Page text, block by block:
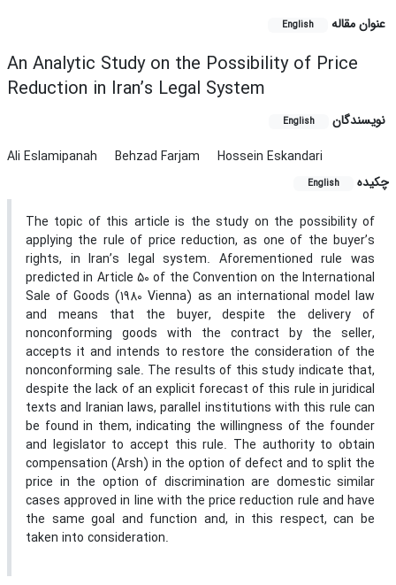
عنوان مقاله English
An Analytic Study on the Possibility of Price
Reduction in Iran’s Legal System
نویسندگان English
Ali Eslamipanah Behzad Farjam
Hossein Eskandari
چکیده
English
The topic of this article is the study on the possibility of
applying the rule of price reduction, as one of the buyer’s
rights, in Iran’s legal system. Aforementioned rule was
predicted in Article 50 of the Convention on the International
Sale of Goods (1980 Vienna) as an international model law
and means that the buyer, despite the delivery of
nonconforming goods with the contract by the seller,
accepts it and intends to restore the consideration of the
nonconforming sale. The results of this study indicate that,
despite the lack of an explicit forecast of this rule in juridical
texts and Iranian laws, parallel institutions with this rule can
be found in them, indicating the willingness of the founder
and legislator to accept this rule. The authority to obtain
compensation (Arsh) in the option of defect and to split the
price in the option of discrimination are domestic similar
cases approved in line with the price reduction rule and have
the same goal and function and, in this respect, can be
taken into consideration.